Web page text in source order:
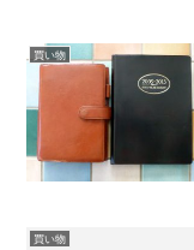
買い物
買い物